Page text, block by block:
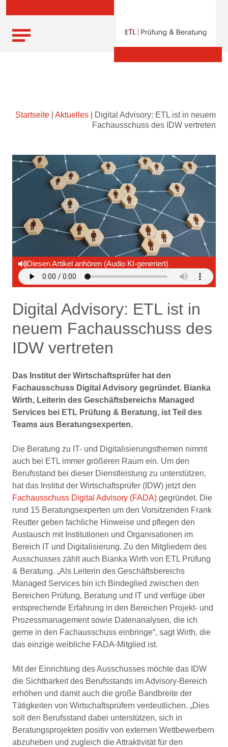
Startseite Aktuelles
Digital Advisory: ETL ist in neuem
Fachausschuss des IDW vertreten
Diesen Artikel anhören (Audio KI-generiert)
Digital Advisory: ETL ist in
neuem Fachausschuss des
IDW vertreten
Das Institut der Wirtschaftsprüfer hat den
Fachausschuss Digital Advisory gegründet. Bianka
Wirth, Leiterin des Geschäftsbereichs Managed
Services bei ETL Prüfung & Beratung, ist Teil des
Teams aus Beratungsexperten.
Die Beratung zu IT- und Digitalisierungsthemen nimmt
auch bei ETL immer größeren Raum ein. Um den
Berufsstand bei dieser Dienstleistung zu unterstützen,
hat das Institut der Wirtschaftsprüfer (IDW) jetzt den
Fachausschuss Digital Advisory (FADA) gegründet. Die
rund 15 Beratungsexperten um den Vorsitzenden Frank
Reutter geben fachliche Hinweise und pflegen den
Austausch mit Institutionen und Organisationen im
Bereich IT und Digitalisierung. Zu den Mitgliedern des
Ausschusses zählt auch Bianka Wirth von ETL Prüfung
& Beratung. „Als Leiterin des Geschäftsbereichs
Managed Services bin ich Bindeglied zwischen den
Bereichen Prüfung, Beratung und IT und verfüge über
entsprechende Erfahrung in den Bereichen Projekt- und
Prozessmanagement sowie Datenanalysen, die ich
gerne in den Fachausschuss einbringe“, sagt Wirth, die
das einzige weibliche FADA-Mitglied ist.
Mit der Einrichtung des Ausschusses möchte das IDW
die Sichtbarkeit des Berufsstands im Advisory-Bereich
erhöhen und damit auch die große Bandbreite der
Tätigkeiten von Wirtschaftsprüfern verdeutlichen. „Dies
soll den Berufsstand dabei unterstützen, sich in
Beratungsprojekten positiv von externen Wettbewerbern
abzuheben und zugleich die Attraktivität für den